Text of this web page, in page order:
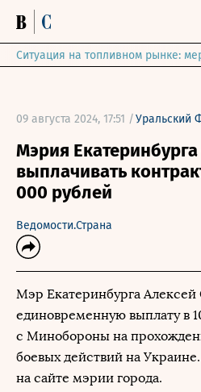
Ситуация на топливном рынке:
09 августа 2024, 17:51 /Уральский
Мэрия Екатеринбурга
выплачивать
000 рублей
Ведомости.Страна
Мэр Екатеринбурга
единовременную выплату в
с Минобороны на
боевых действий на
на сайте мэрии города.